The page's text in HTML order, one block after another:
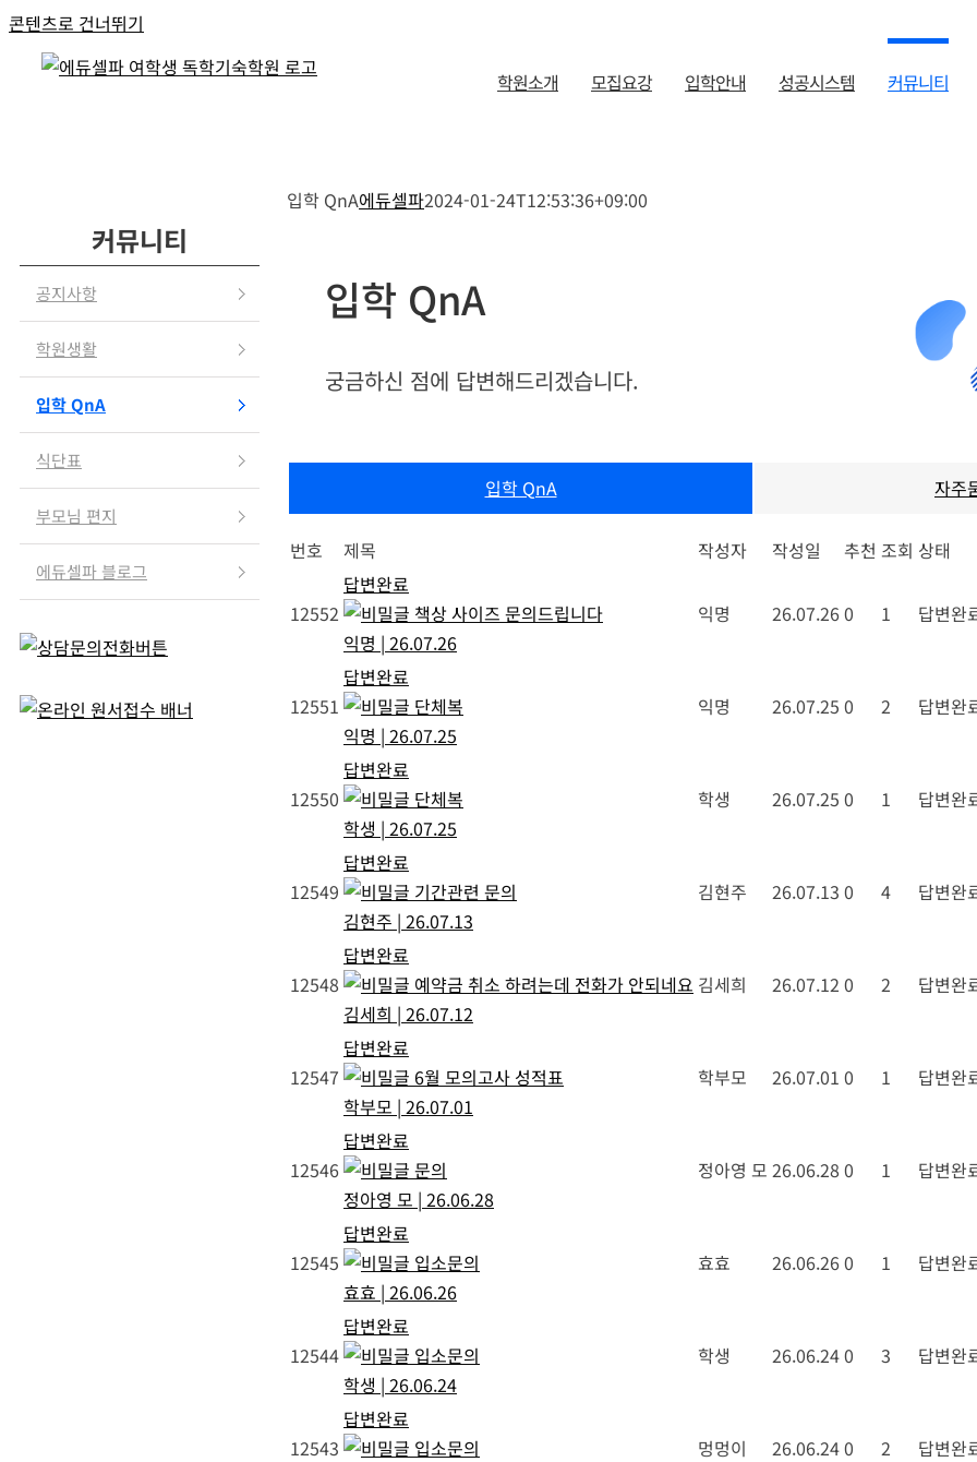
콘텐츠로 건너뛰기
학원소개 모집요강 입학안내 성공시스템 커뮤니티
입학 QnA에듀셀파2024-01-24T12:53:36+09:00
입학 QnA
궁금하신 점에 답변해드리겠습니다.
입학 QnA 자주
번호 제목 작성자 작성일 추천 조회 상태
12552
답변완료
책상 사이즈 문의드립니다
익명 | 26.07.26
익명 26.07.260 1 답변완
12551
답변완료
단체복
익명 | 26.07.25
익명 26.07.25 0 2 답변완
12550
답변완료
단체복
학생 | 26.07.25
학생 26.07.25 0 1 답변완
12549
답변완료
기간관련 문의
김현주 | 26.07.13
김현주 26.07.13 0 4 답변완
12548
답변완료
예약금 취소 하려는데 전화가 안되네요
김세희 | 26.07.12
김세희 26.07.12 0 2 답변완
12547
답변완료
6월 모의고사 성적표
학부모 | 26.07.01
학부모 26.07.01 0 1 답변완
12546
답변완료
문의
정아영 모 | 26.06.28
정아영 모 26.06.28 0 1 답변완
12545
답변완료
입소문의
효효 | 26.06.26
효효 26.06.260 1 답변완
12544
답변완료
입소문의
학생 | 26.06.24
학생 26.06.240 3 답변완
12543
답변완료
입소문의
멍멍이 26.06.240 2 답변완
커뮤니티
공지사항
학원생활
입학 QnA
식단표
부모님 편지
에듀셀파 블로그